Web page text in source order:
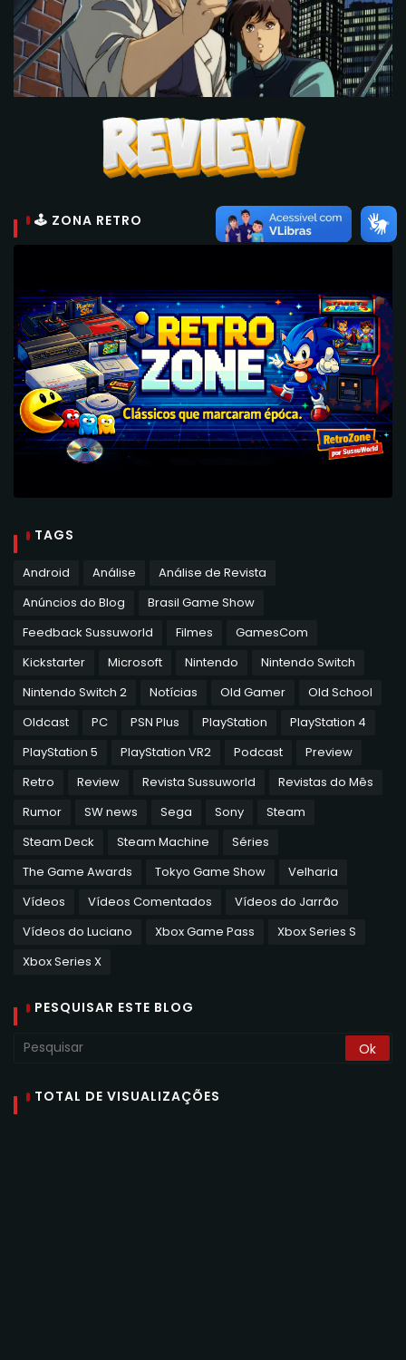
🕹 ZONA RETRO
TAGS
Android Análise
Análise de Revista
Anúncios do Blog
Brasil Game Show
Feedback Sussuworld
Filmes
GamesCom
Kickstarter
Microsoft Nintendo
Nintendo Switch
Nintendo Switch 2
Notícias Old Gamer
Old School
Oldcast
PC PSN Plus PlayStation
PlayStation 4
PlayStation 5
PlayStation VR2 Podcast
Preview
Retro
Review Revista Sussuworld
Revistas do Mês
Rumor
SW news Sega Sony
Steam
Steam Deck
Steam Machine
Séries
The Game Awards
Tokyo Game Show
Velharia
Vídeos
Vídeos Comentados
Vídeos do Jarrão
Vídeos do Luciano
Xbox Game Pass
Xbox Series S
Xbox Series X
PESQUISAR ESTE BLOG
TOTAL DE VISUALIZAÇÕES